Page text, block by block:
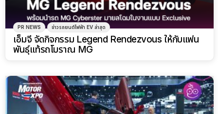
PR NEWS ข่าวรถยนต์ไฟฟ้า EV ล่าสุด
เอ็มจี จัดกิจกรรม Legend Rendezvous ให้กับแฟน
พันธุ์แท้รถโบราณ MG